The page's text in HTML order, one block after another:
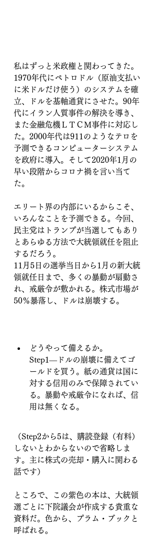
私はずっと米政権と関わってきた。
1970年代にペトロドル（原油支払い
に米ドルだけ使う）のシステムを確
立、ドルを基軸通貨にさせた。90年
代にイラン人質事件の解決を導き、
また金融危機ＬＴＣＭ事件に対応し
た。2000年代は911のようなテロを
予測できるコンピューターシステム
を政府に導入。そして2020年1月の
早い段階からコロナ禍を言い当て
た。
エリート界の内部にいるからこそ、
いろんなことを予測できる。今回、
民主党はトランプが当選してもあり
とあらゆる方法で大統領就任を阻止
するだろう。
11月5日の選挙当日から1月の新大統
領就任日まで、多くの暴動が扇動さ
れ、戒厳令が敷かれる。株式市場が
50％暴落し、ドルは崩壊する。
どうやって備えるか。
Step1―ドルの崩壊に備えてゴ
ールドを買う。紙の通貨は国に
対する信用のみで保障されてい
る。暴動や戒厳令になれば、信
用は無くなる。
（Step2から5は、購読登録（有料）
しないとわからないので省略しま
す。主に株式の売却・購入に関わる
話です）
ところで、この紫色の本は、大統領
選ごとに下院議会が作成する貴重な
資料だ。色から、プラム・ブックと
呼ばれる。